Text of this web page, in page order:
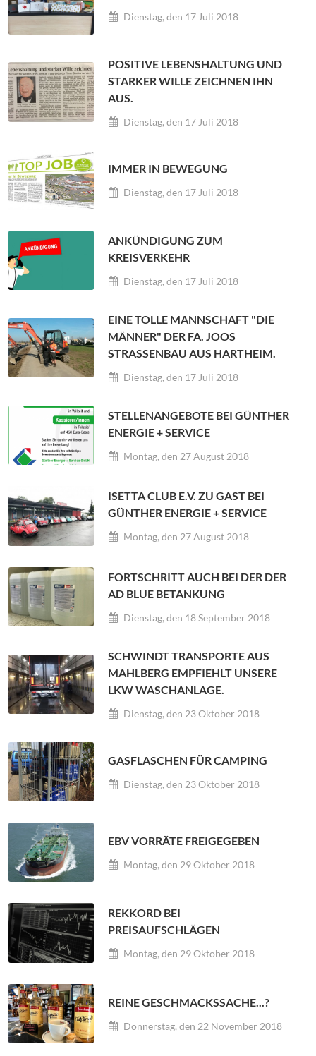
Dienstag, den 17 Juli 2018
POSITIVE LEBENSHALTUNG UND
STARKER WILLE ZEICHNEN IHN
AUS.
Dienstag, den 17 Juli 2018
IMMER IN BEWEGUNG
Dienstag, den 17 Juli 2018
ANKÜNDIGUNG ZUM
KREISVERKEHR
Dienstag, den 17 Juli 2018
EINE TOLLE MANNSCHAFT "DIE
MÄNNER" DER FA. JOOS
STRASSENBAU AUS HARTHEIM.
Dienstag, den 17 Juli 2018
STELLENANGEBOTE BEI GÜNTHER
ENERGIE + SERVICE
Montag, den 27 August 2018
ISETTA CLUB E.V. ZU GAST BEI
GÜNTHER ENERGIE + SERVICE
Montag, den 27 August 2018
FORTSCHRITT AUCH BEI DER DER
AD BLUE BETANKUNG
Dienstag, den 18 September 2018
SCHWINDT TRANSPORTE AUS
MAHLBERG EMPFIEHLT UNSERE
LKW WASCHANLAGE.
Dienstag, den 23 Oktober 2018
GASFLASCHEN FÜR CAMPING
Dienstag, den 23 Oktober 2018
EBV VORRÄTE FREIGEGEBEN
Montag, den 29 Oktober 2018
REKKORD BEI
PREISAUFSCHLÄGEN
Montag, den 29 Oktober 2018
REINE GESCHMACKSSACHE...?
Donnerstag, den 22 November 2018